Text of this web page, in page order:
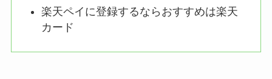
楽天ペイに登録するならおすすめは楽天
カード